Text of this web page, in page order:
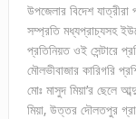
উপজেলার বিদেশ যাত্রীরা
সম্প্রতি মধ্যপ্রাচ্যসহ
প্রতিনিয়ত ওই সেন্টারে
মৌলভীবাজার কারিগরি
মোঃ মাসুদ মিয়া’র ছেলে
মিয়া, উত্তর দৌলতপুর